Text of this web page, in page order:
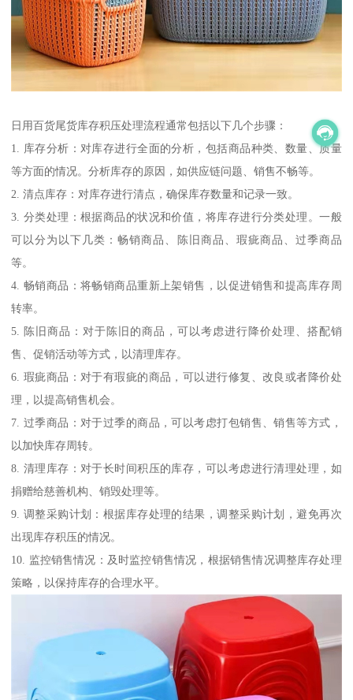
日用百货尾货库存积压处理流程通常包括以下几个步骤：
1. 库存分析：对库存进行全面的分析，包括商品种类、数量、质量
等方面的情况。分析库存的原因，如供应链问题、销售不畅等。
2. 清点库存：对库存进行清点，确保库存数量和记录一致。
3. 分类处理：根据商品的状况和价值，将库存进行分类处理。一般
可以分为以下几类：畅销商品、陈旧商品、瑕疵商品、过季商品
等。
4. 畅销商品：将畅销商品重新上架销售，以促进销售和提高库存周
转率。
5. 陈旧商品：对于陈旧的商品，可以考虑进行降价处理、搭配销
售、促销活动等方式，以清理库存。
6. 瑕疵商品：对于有瑕疵的商品，可以进行修复、改良或者降价处
理，以提高销售机会。
7. 过季商品：对于过季的商品，可以考虑打包销售、销售等方式，
以加快库存周转。
8. 清理库存：对于长时间积压的库存，可以考虑进行清理处理，如
捐赠给慈善机构、销毁处理等。
9. 调整采购计划：根据库存处理的结果，调整采购计划，避免再次
出现库存积压的情况。
10. 监控销售情况：及时监控销售情况，根据销售情况调整库存处理
策略，以保持库存的合理水平。